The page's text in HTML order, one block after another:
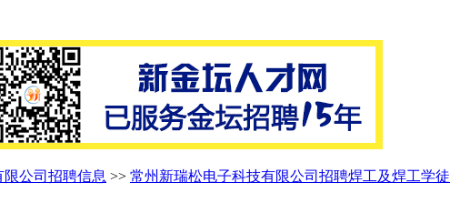
公司招聘信息 >> 常州新瑞松电子科技有限公司招聘焊工及焊工学徒